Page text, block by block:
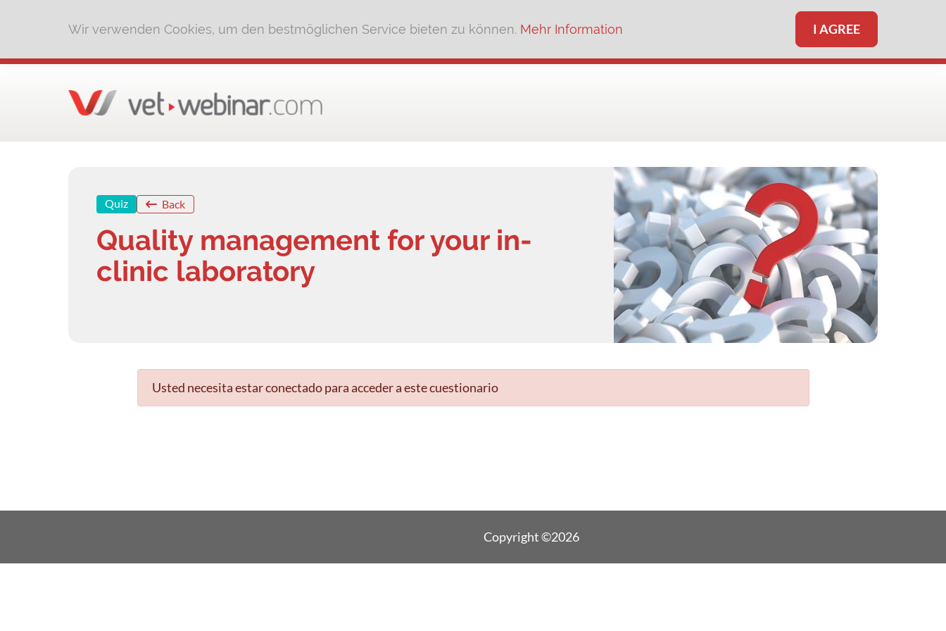
Wir verwenden Cookies, um den bestmöglichen Service bieten zu können. Mehr Information I AGREE
Quiz Back
Quality management for your in-
clinic laboratory
Usted necesita estar conectado para acceder a este cuestionario
Copyright ©2026